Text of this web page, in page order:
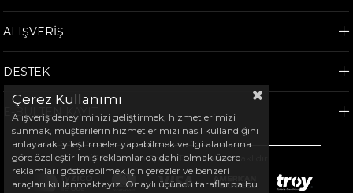
ALIŞVERİŞ
DESTEK
E-BÜLTEN KAYIT
©2026Arem Spor - Tüm hakları saklıdır.
Çerez Kullanımı
Alışveriş deneyiminizi geliştirmek, hizmetlerimizi
sunmak, müşterilerin hizmetlerimizi nasıl kullandığını
anlayarak iyileştirmeler yapabilmek ve ilgi alanlarına
göre özelleştirilmiş reklamlar da dahil olmak üzere
reklamları gösterebilmek için çerezler ve benzeri
araçları kullanmaktayız. Onaylı üçüncü taraflar da bu